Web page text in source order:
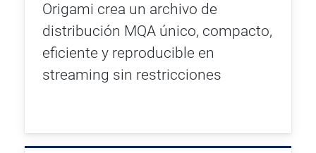
Origami crea un archivo de
distribución MQA único, compacto,
eficiente y reproducible en
streaming sin restricciones